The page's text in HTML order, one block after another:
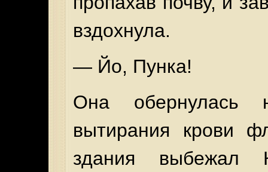
вздохнула.
— Йо, Пунка!
Она обернулась
вытирания крови
здания выбежал